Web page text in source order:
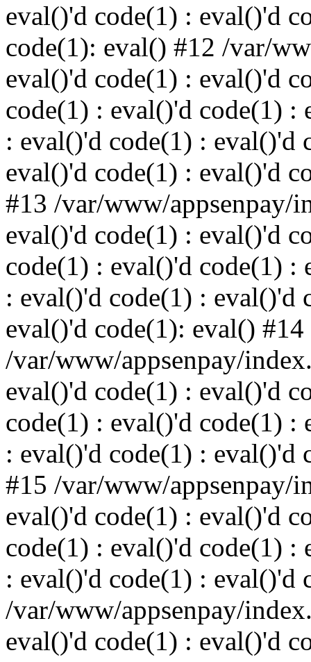
eval()'d code(1) : eval()'d
code(1): eval() #12 /var/
eval()'d code(1) : eval()'d
code(1) : eval()'d code(1) :
: eval()'d code(1) : eval()'d
eval()'d code(1) : eval()'d
#13 /var/www/appsenpay/
eval()'d code(1) : eval()'d
code(1) : eval()'d code(1) :
: eval()'d code(1) : eval()'d
eval()'d code(1): eval() #14
/var/www/appsenpay/
eval()'d code(1) : eval()'d
code(1) : eval()'d code(1) :
: eval()'d code(1) : eval()'d
#15 /var/www/appsenpay/
eval()'d code(1) : eval()'d
code(1) : eval()'d code(1) :
: eval()'d code(1) : eval()'d
/var/www/appsenpay/
eval()'d code(1) : eval()'d